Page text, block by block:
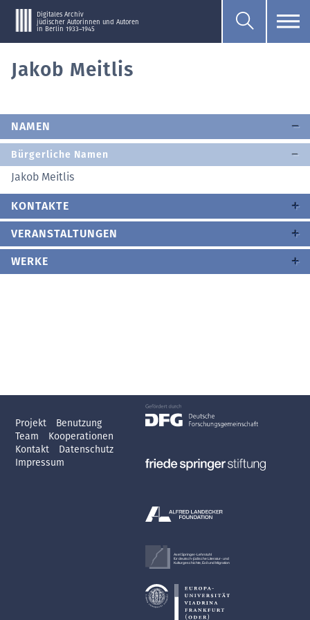
Digitales Archiv
jüdischer Autorinnen und Autoren
in Berlin 1933–1945
Jakob Meitlis
NAMEN
Bürgerliche Namen
Jakob Meitlis
KONTAKTE
VERANSTALTUNGEN
WERKE
Projekt
Benutzung
Team
Kooperationen
Kontakt
Datenschutz
Impressum
Axel Springer-Lehrstuhl
für deutsch-jüdische Literatur- und
Kulturgeschichte, Exil und Migration